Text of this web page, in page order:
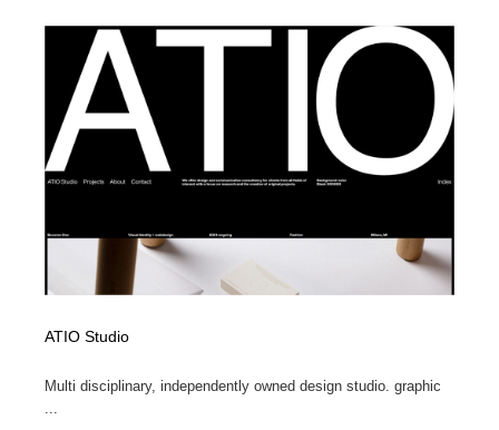
ATIO Studio
Multi disciplinary, independently owned design studio. graphic